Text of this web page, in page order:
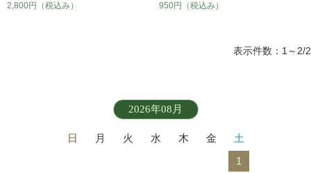
2,800円 （税込み） 950円 （税込み）
表示件数：1～2/2
2026年08月
日 月 火 水 木 金
土
1